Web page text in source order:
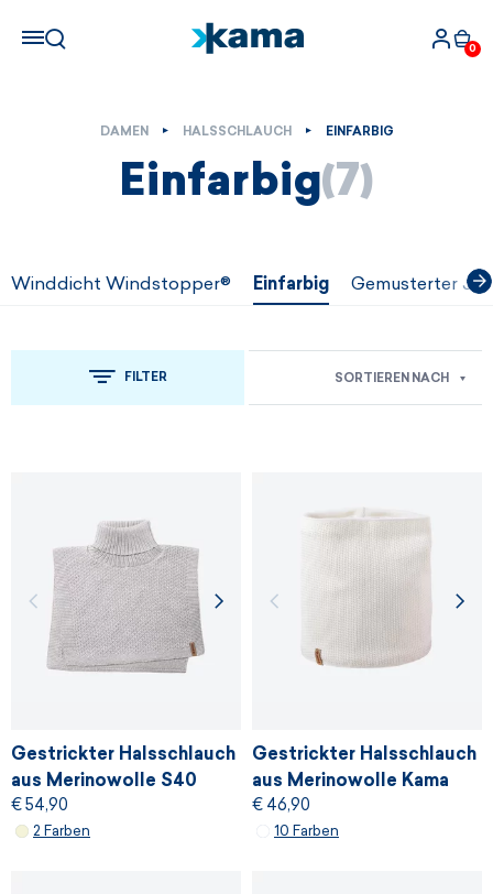
0
DAMEN HALSSCHLAUCH EINFARBIG
Einfarbig(7)
Winddicht Windstopper® Einfarbig Gemusterter
FILTER SORTIEREN NACH
Gestrickter Halsschlauch
aus Merinowolle S40
€ 54,90
2 Farben
Gestrickter Halsschlauch
aus Merinowolle Kama
S33
€ 46,90
10 Farben